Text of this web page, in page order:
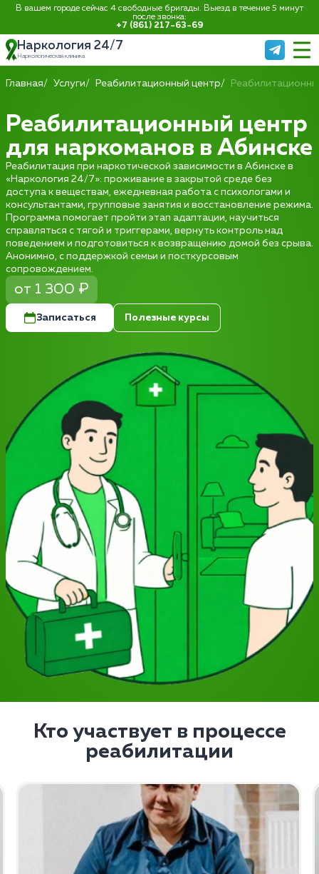
В вашем городе сейчас 4 свободные бригады. Выезд в течение 5 минут
после звонка:
+7 (861) 217-63-69
Наркология 24/7
Наркологическая клиника
Главная Услуги Реабилитационный центр
Реабилитационный центр
для наркоманов в Абинске
Реабилитация при наркотической зависимости в Абинске в
«Наркология 24/7»: проживание в закрытой среде без
доступа к веществам, ежедневная работа с психологами и
консультантами, групповые занятия и восстановление режима.
Программа помогает пройти этап адаптации, научиться
справляться с тягой и триггерами, вернуть контроль над
поведением и подготовиться к возвращению домой без срыва.
Анонимно, с поддержкой семьи и посткурсовым
сопровождением.
от 1 300 ₽
Записаться Полезные курсы
Кто участвует в процессе
реабилитации